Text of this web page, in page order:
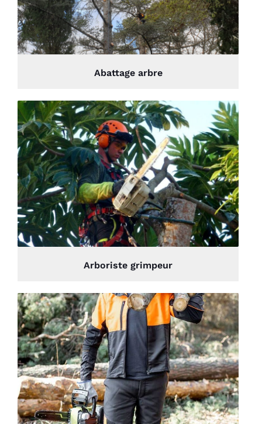
Abattage arbre
Arboriste grimpeur